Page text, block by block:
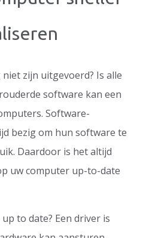
zijn uitgevoerd? Is alle
software kan een
Software-
bezig om hun software te
Daardoor is het altijd
uw computer up-to-date
to date? Een driver is